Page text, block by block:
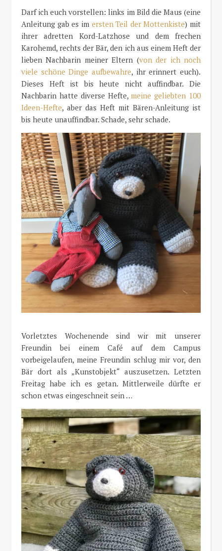
Darf ich euch vorstellen: links im Bild die Maus (eine
Anleitung gab es im ersten Teil der Mottenkiste) mit
ihrer adretten Kord-Latzhose und dem frechen
Karohemd, rechts der Bär, den ich aus einem Heft der
lieben Nachbarin meiner Eltern (von der ich noch
viele schöne Dinge aufbewahre, ihr erinnert euch).
Dieses Heft ist bis heute nicht auffindbar. Die
Nachbarin hatte diverse Hefte,meine geliebten 100
Ideen-Hefte, aber das Heft mit Bären-Anleitung ist
bis heute unauffindbar. Schade, sehr schade.
Vorletztes Wochenende sind wir mit unserer
Freundin bei einem Café auf dem Campus
vorbeigelaufen, meine Freundin schlug mir vor, den
Bär dort als „Kunstobjekt“ auszusetzen. Letzten
Freitag habe ich es getan. Mittlerweile dürfte er
schon etwas eingeschneit sein …